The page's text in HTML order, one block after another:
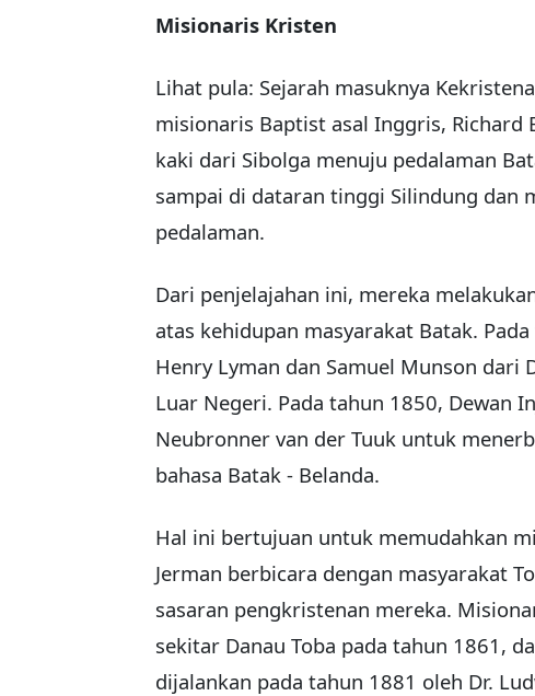
Misionaris Kristen
Lihat pula: Sejarah masuknya
misionaris Baptist asal Inggris,
kaki dari Sibolga menuju pedalaman
sampai di dataran tinggi Silindung dan
pedalaman.
Dari penjelajahan ini, mereka
atas kehidupan masyarakat Batak.
Henry Lyman dan Samuel Munson dari
Luar Negeri. Pada tahun 1850, Dewan
Neubronner van der Tuuk untuk
bahasa Batak - Belanda.
Hal ini bertujuan untuk memudahkan
Jerman berbicara dengan masyarakat
sasaran pengkristenan mereka.
sekitar Danau Toba pada tahun 1861,
dijalankan pada tahun 1881 oleh Dr.